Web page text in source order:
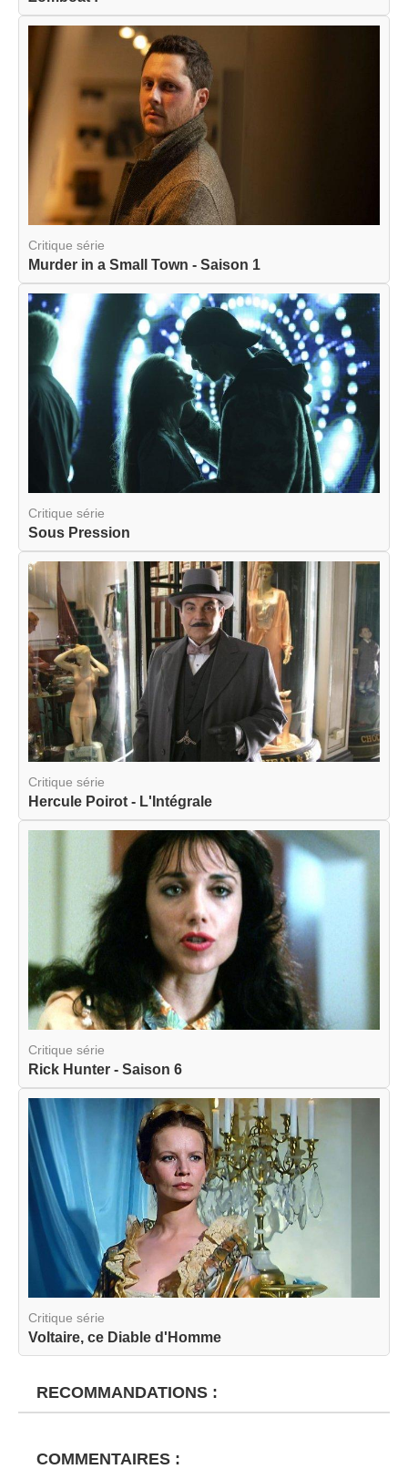
Critique série
Murder in a Small Town - Saison 1
Critique série
Sous Pression
Critique série
Hercule Poirot - L'Intégrale
Critique série
Rick Hunter - Saison 6
Critique série
Voltaire, ce Diable d'Homme
RECOMMANDATIONS :
COMMENTAIRES :